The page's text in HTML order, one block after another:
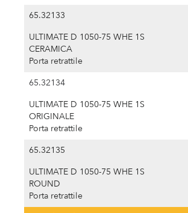
65.32133
ULTIMATE D 1050-75 WHE 1S
CERAMICA
Porta retrattile
65.32134
ULTIMATE D 1050-75 WHE 1S
ORIGINALE
Porta retrattile
65.32135
ULTIMATE D 1050-75 WHE 1S
ROUND
Porta retrattile